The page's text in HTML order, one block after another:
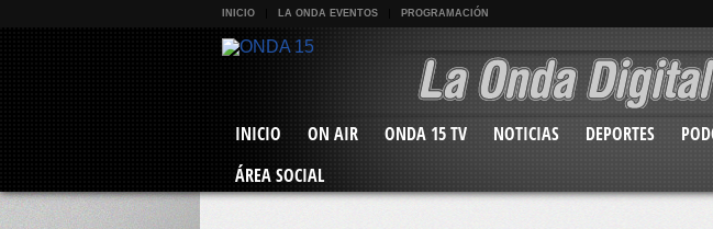
INICIO LA ONDA EVENTOS PROGRAMACIÓN
INICIO ON AIR ONDA 15 TV NOTICIAS DEPORTES
ÁREA SOCIAL